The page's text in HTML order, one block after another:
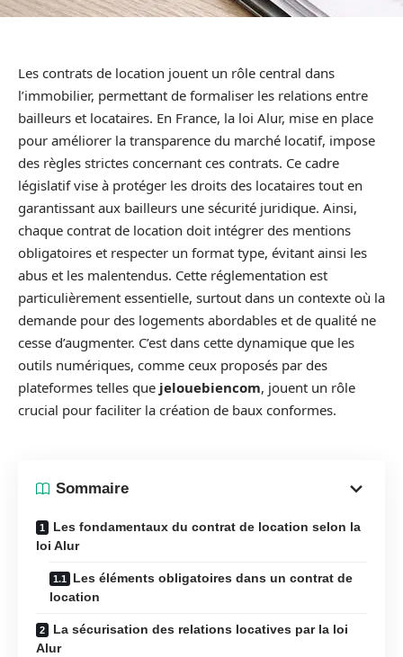
Les contrats de location jouent un rôle central dans
l’immobilier, permettant de formaliser les relations entre
bailleurs et locataires. En France, la loi Alur, mise en place
pour améliorer la transparence du marché locatif, impose
des règles strictes concernant ces contrats. Ce cadre
législatif vise à protéger les droits des locataires tout en
garantissant aux bailleurs une sécurité juridique. Ainsi,
chaque contrat de location doit intégrer des mentions
obligatoires et respecter un format type, évitant ainsi les
abus et les malentendus. Cette réglementation est
particulièrement essentielle, surtout dans un contexte où la
demande pour des logements abordables et de qualité ne
cesse d’augmenter. C’est dans cette dynamique que les
outils numériques, comme ceux proposés par des
plateformes telles que jelouebiencom, jouent un rôle
crucial pour faciliter la création de baux conformes.
Sommaire
Les fondamentaux du contrat de location selon la
loi Alur
Les éléments obligatoires dans un contrat de
location
La sécurisation des relations locatives par la loi
Alur